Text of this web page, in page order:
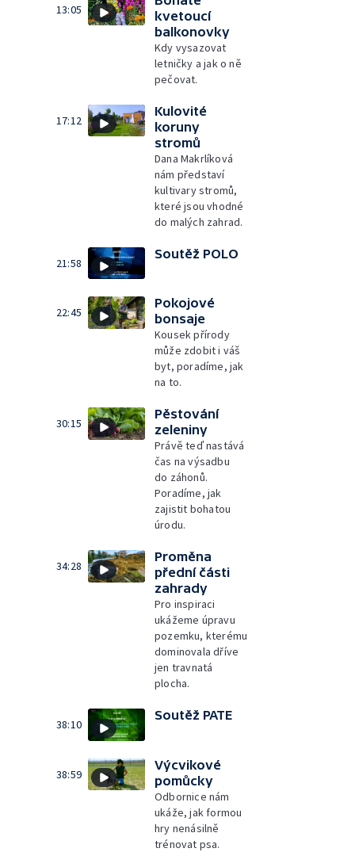
13:05
kvetoucí
balkonovky
Kdy vysazovat
letničky a jak o ně
pečovat.
17:12
Kulovité
koruny
stromů
Dana Makrlíková
nám představí
kultivary stromů,
které jsou vhodné
do malých zahrad.
21:58
Soutěž POLO
22:45
Pokojové
bonsaje
Kousek přírody
může zdobit i váš
byt, poradíme, jak
na to.
30:15
Pěstování
zeleniny
Právě teď nastává
čas na výsadbu
do záhonů.
Poradíme, jak
zajistit bohatou
úrodu.
34:28
Proměna
přední části
zahrady
Pro inspiraci
ukážeme úpravu
pozemku, kterému
dominovala dříve
jen travnatá
plocha.
38:10
Soutěž PATE
38:59
Výcvikové
pomůcky
Odbornice nám
ukáže, jak formou
hry nenásilně
trénovat psa.